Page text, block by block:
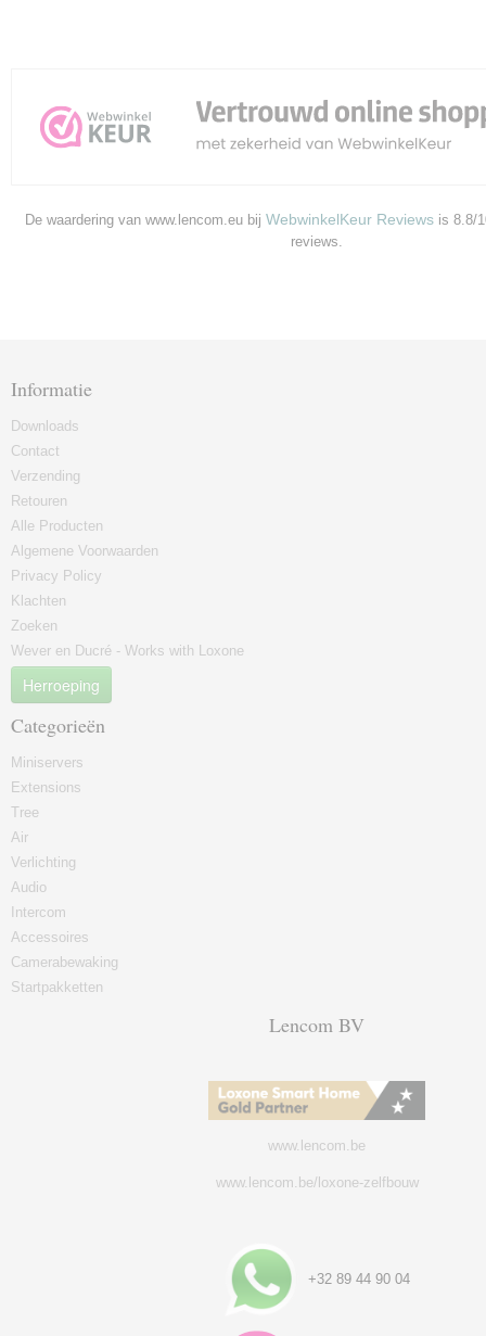
De waardering van www.lencom.eu bij WebwinkelKeur Reviews is 8.8/
reviews.
Informatie
Downloads
Contact
Verzending
Retouren
Alle Producten
Algemene Voorwaarden
Privacy Policy
Klachten
Zoeken
Wever en Ducré - Works with Loxone
Herroeping
Categorieën
Miniservers
Extensions
Tree
Air
Verlichting
Audio
Intercom
Accessoires
Camerabewaking
Startpakketten
Lencom BV
www.lencom.be
www.lencom.be/loxone-zelfbouw
+32 89 44 90 04